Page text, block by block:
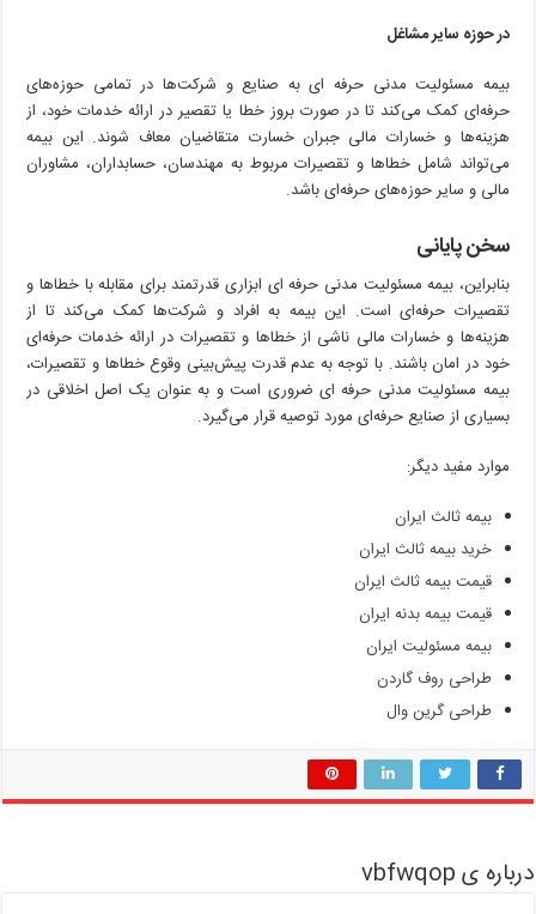
در حوزه سایر مشاغل
بیمه مسئولیت مدنی حرفه ای به صنایع و شرکت‌ها در تمامی حوزه‌های
حرفه‌ای کمک می‌کند تا در صورت بروز خطا یا تقصیر در ارائه خدمات خود، از
هزینه‌ها و خسارات مالی جبران خسارت متقاضیان معاف شوند. این بیمه
می‌تواند شامل خطاها و تقصیرات مربوط به مهندسان، حسابداران، مشاوران
مالی و سایر حوزه‌های حرفه‌ای باشد.
سخن پایانی
بنابراین، بیمه مسئولیت مدنی حرفه ای ابزاری قدرتمند برای مقابله با خطاها و
تقصیرات حرفه‌ای است. این بیمه به افراد و شرکت‌ها کمک می‌کند تا از
هزینه‌ها و خسارات مالی ناشی از خطاها و تقصیرات در ارائه خدمات حرفه‌ای
خود در امان باشند. با توجه به عدم قدرت پیش‌بینی وقوع خطاها و تقصیرات،
بیمه مسئولیت مدنی حرفه ای ضروری است و به عنوان یک اصل اخلاقی در
بسیاری از صنایع حرفه‌ای مورد توصیه قرار می‌گیرد.
موارد مفید دیگر:
بیمه ثالث ایران
خرید بیمه ثالث ایران
قیمت بیمه ثالث ایران
قیمت بیمه بدنه ایران
بیمه مسئولیت ایران
طراحی روف گاردن
طراحی گرین وال
درباره ی vbfwqop